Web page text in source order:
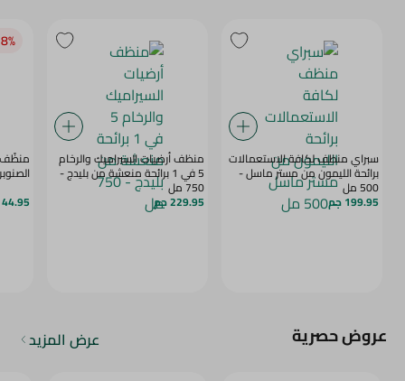
سبراي منظف لكافة الاستعمالات
برائحة الليمون من مستر ماسل -
500 مل
199.95 جم
منظف أرضيات السيراميك والرخام
5 في 1 برائحة منعشة من بليدج -
750 مل
229.95 جم
منظّف
44.95 جم
عروض حصرية عرض المزيد